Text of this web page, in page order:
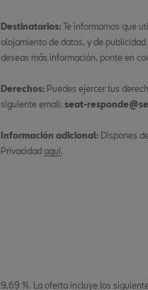
Destinatarios: Te informamos que
alojamiento de datos, y de
deseas más información, ponte en
Derechos: Puedes ejercer tus
siguiente email: seat-
Información adicional: Dispones
Privacidad aquí.
9,69 %. La oferta incluye los